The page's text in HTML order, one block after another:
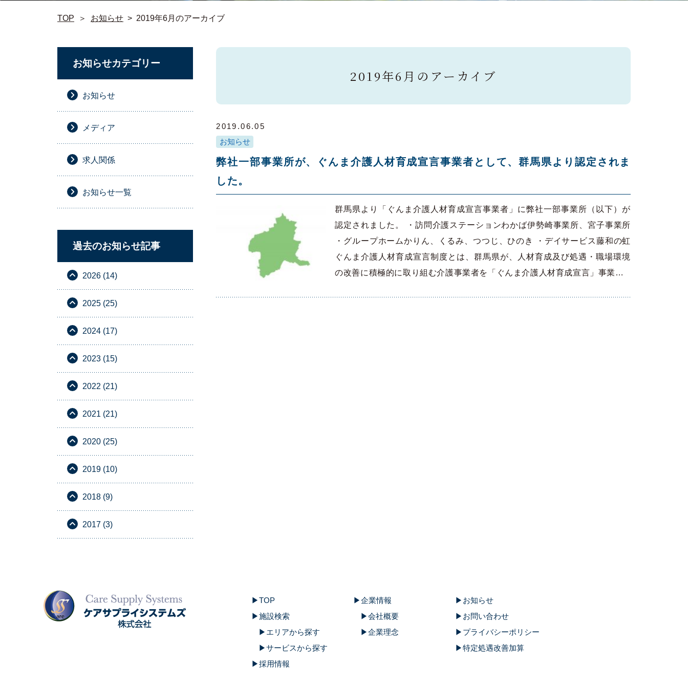
TOP ＞ お知らせ > 2019年6月のアーカイブ
2019年6月のアーカイブ
群馬県より「ぐんま介護人材育成宣言事業者」に弊社一部事業所（以下）が
認定されました。 ・訪問介護ステーションわかば伊勢崎事業所、宮子事業所
・グループホームかりん、くるみ、つつじ、ひのき ・デイサービス藤和の虹
ぐんま介護人材育成宣言制度とは、群馬県が、人材育成及び処遇・職場環境
の改善に積極的に取り組む介護事業者を「ぐんま介護人材育成宣言」事業…
2019.06.05
お知らせ
弊社一部事業所が、ぐんま介護人材育成宣言事業者として、群馬県より認定されま
した。
お知らせカテゴリー
お知らせ
メディア
求人関係
お知らせ一覧
過去のお知らせ記事
2026 (14)
2025 (25)
2024 (17)
2023 (15)
2022 (21)
2021 (21)
2020 (25)
2019 (10)
2018 (9)
2017 (3)
TOP
施設検索
エリアから探す
サービスから探す
採用情報
企業情報
会社概要
企業理念
お知らせ
お問い合わせ
プライバシーポリシー
特定処遇改善加算